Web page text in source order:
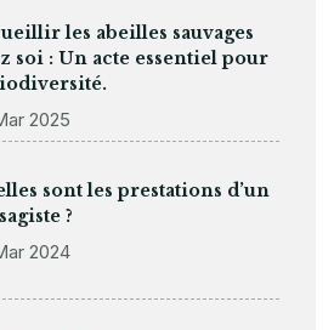
les abeilles sauvages
soi : Un acte essentiel pour
2025
sont les prestations d’un
?
2024